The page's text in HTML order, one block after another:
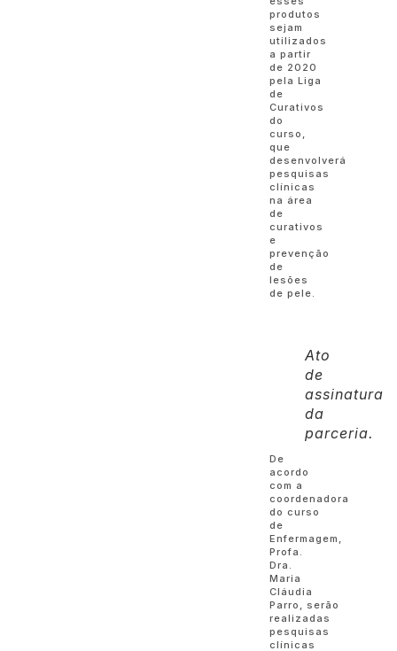
produtos
sejam
utilizados
a partir
de 2020
pela Liga
de
Curativos
do
curso,
que
desenvolverá
pesquisas
clínicas
na área
de
curativos
e
prevenção
de
lesões
de pele.
Ato
de
assinatura
da
parceria.
De
acordo
com a
coordenadora
do curso
de
Enfermagem,
Profa.
Dra.
Maria
Cláudia
Parro, serão
realizadas
pesquisas
clínicas